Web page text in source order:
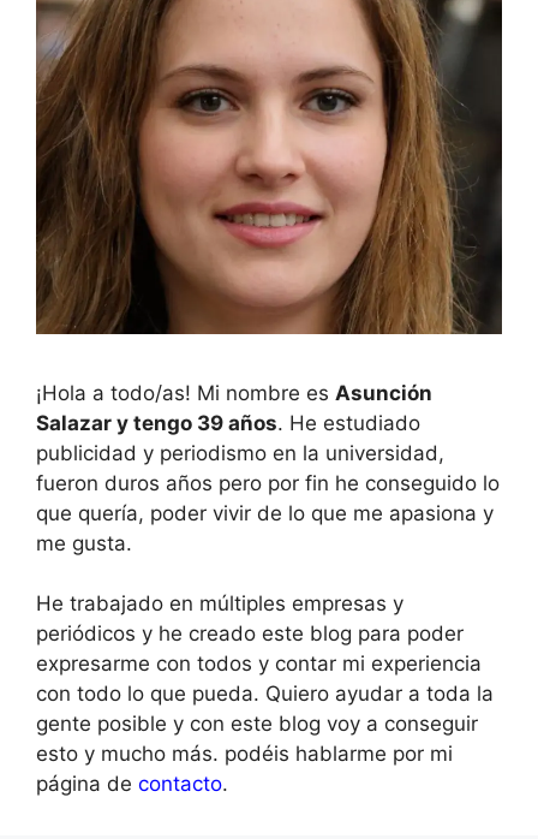
¡Hola a todo/as! Mi nombre es Asunción
Salazar y tengo 39 años. He estudiado
publicidad y periodismo en la universidad,
fueron duros años pero por fin he conseguido lo
que quería, poder vivir de lo que me apasiona y
me gusta.
He trabajado en múltiples empresas y
periódicos y he creado este blog para poder
expresarme con todos y contar mi experiencia
con todo lo que pueda. Quiero ayudar a toda la
gente posible y con este blog voy a conseguir
esto y mucho más. podéis hablarme por mi
página de contacto.